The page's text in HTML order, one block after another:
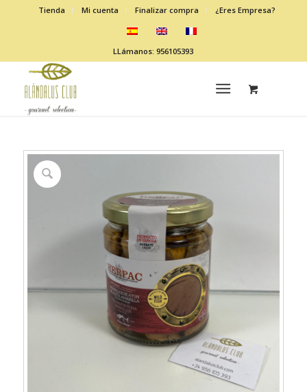
Tienda Mi cuenta Finalizar compra ¿Eres Empresa?
LLámanos: 956105393